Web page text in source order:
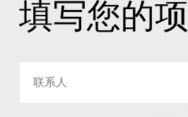
填写您的